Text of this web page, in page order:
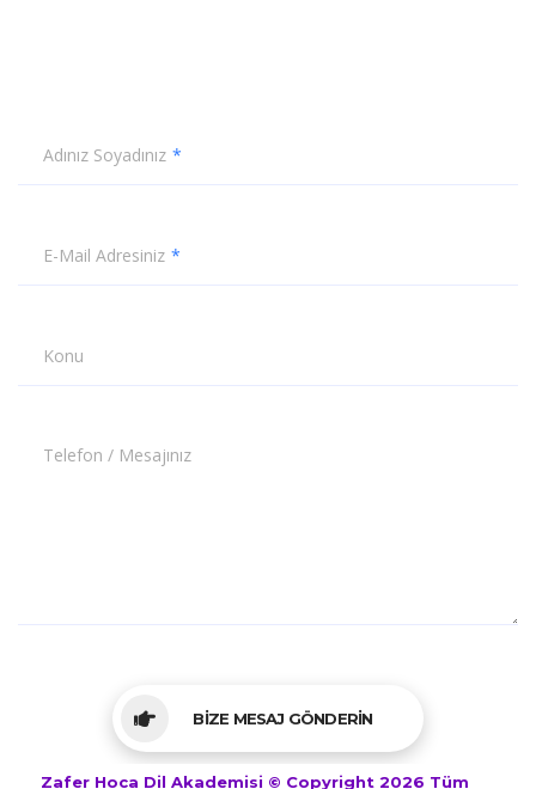
Adınız Soyadınız
E-Mail Adresiniz
Konu
Telefon / Mesajınız
BİZE MESAJ GÖNDERİN
Zafer Hoca Dil Akademisi © Copyright 2026 Tüm